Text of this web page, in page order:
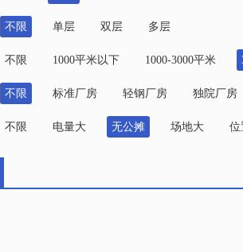
不限 单层 双层 多层
不限 1000平米以下 1000-3000平米
不限 标准厂房 轻钢厂房 独院厂房
不限 电量大 无公摊 场地大 位